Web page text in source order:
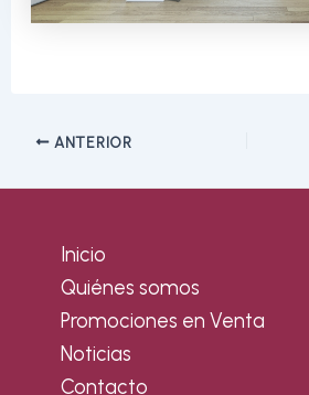
Navegación
ANTERIOR
Inicio
Quiénes somos
Promociones en Venta
Noticias
Contacto